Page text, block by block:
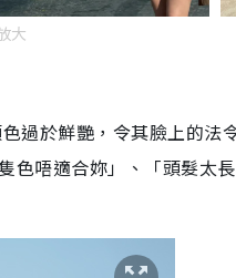
大
過於鮮艷，令其臉上的法
色唔適合妳」、「頭髮太